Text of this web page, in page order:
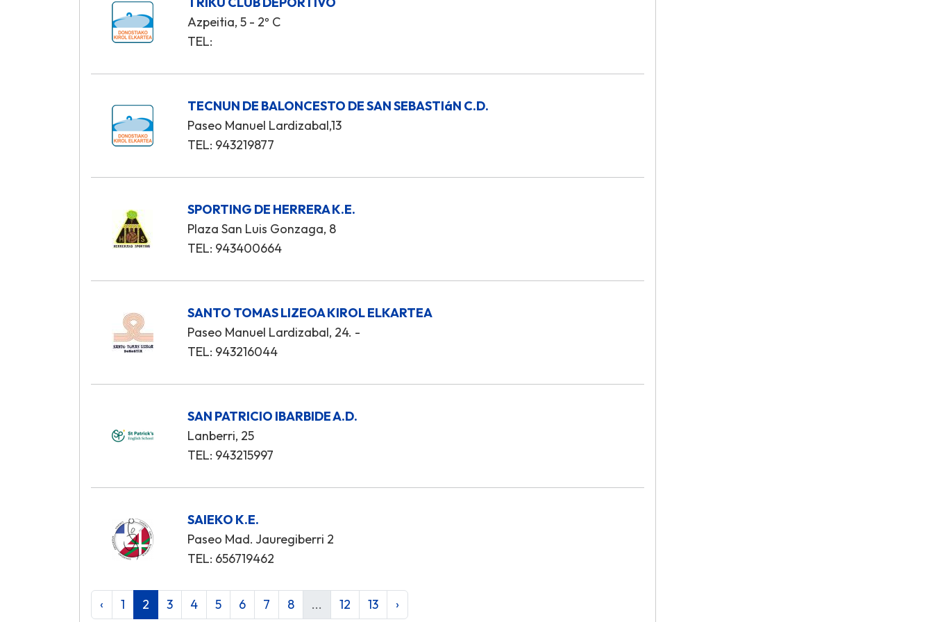
Azpeitia, 5 - 2º C
TEL:
TECNUN DE BALONCESTO DE SAN SEBASTIáN C.D.
Paseo Manuel Lardizabal,13
TEL: 943219877
SPORTING DE HERRERA K.E.
Plaza San Luis Gonzaga, 8
TEL: 943400664
SANTO TOMAS LIZEOA KIROL ELKARTEA
Paseo Manuel Lardizabal, 24. -
TEL: 943216044
SAN PATRICIO IBARBIDE A.D.
Lanberri, 25
TEL: 943215997
SAIEKO K.E.
Paseo Mad. Jauregiberri 2
TEL: 656719462
‹ 1 2 3 4 5 6 7 8 ... 12 13 ›